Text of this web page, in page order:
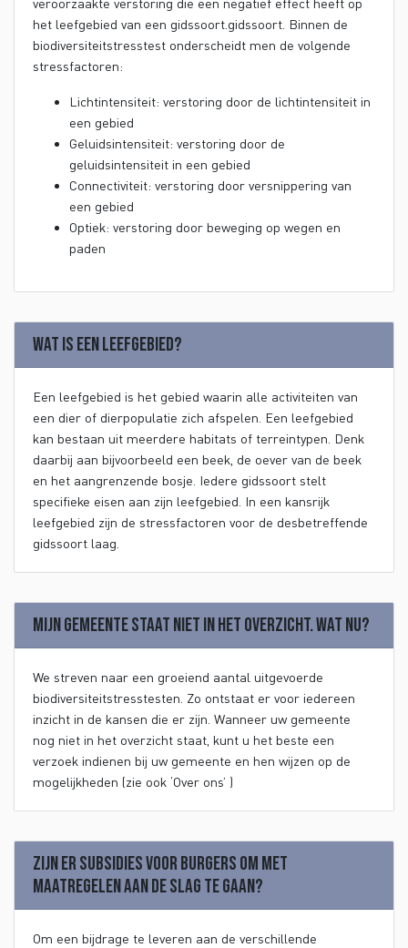
veroorzaakte verstoring die een negatief effect heeft op
het leefgebied van een gidssoort.gidssoort. Binnen de
biodiversiteitstresstest onderscheidt men de volgende
stressfactoren:
Lichtintensiteit: verstoring door de lichtintensiteit in
een gebied
Geluidsintensiteit: verstoring door de
geluidsintensiteit in een gebied
Connectiviteit: verstoring door versnippering van
een gebied
Optiek: verstoring door beweging op wegen en
paden
Wat is een leefgebied?
Een leefgebied is het gebied waarin alle activiteiten van
een dier of dierpopulatie zich afspelen. Een leefgebied
kan bestaan uit meerdere habitats of terreintypen. Denk
daarbij aan bijvoorbeeld een beek, de oever van de beek
en het aangrenzende bosje. Iedere gidssoort stelt
specifieke eisen aan zijn leefgebied. In een kansrijk
leefgebied zijn de stressfactoren voor de desbetreffende
gidssoort laag.
Mijn gemeente staat niet in het overzicht. Wat nu?
We streven naar een groeiend aantal uitgevoerde
biodiversiteitstresstesten. Zo ontstaat er voor iedereen
inzicht in de kansen die er zijn. Wanneer uw gemeente
nog niet in het overzicht staat, kunt u het beste een
verzoek indienen bij uw gemeente en hen wijzen op de
mogelijkheden (zie ook ‘Over ons’ )
Zijn er subsidies voor burgers om met
maatregelen aan de slag te gaan?
Om een bijdrage te leveren aan de verschillende